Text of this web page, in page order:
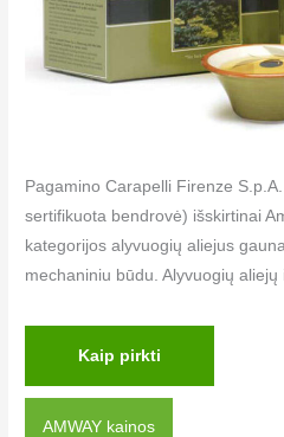
Pagamino Carapelli Firenze
sertifikuota bendrovė) išskirtinai
kategorijos alyvuogių aliejus
mechaniniu būdu. Alyvuogių
Kaip pirkti
AMWAY kainos